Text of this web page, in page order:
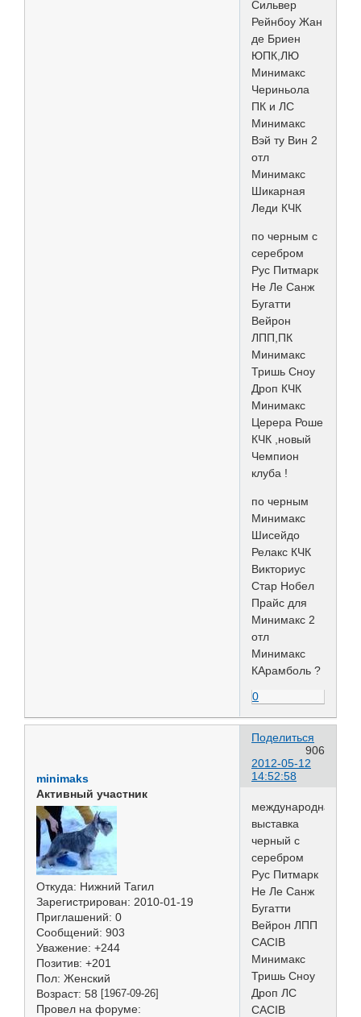
Сильвер
Рейнбоу Жан
де Бриен
ЮПК,ЛЮ
Минимакс
Чериньола
ПК и ЛС
Минимакс
Вэй ту Вин 2
отл
Минимакс
Шикарная
Леди КЧК
по черным с
серебром
Рус Питмарк
Не Ле Санж
Бугатти
Вейрон
ЛПП,ПК
Минимакс
Тришь Сноу
Дроп КЧК
Минимакс
Церера Роше
КЧК ,новый
Чемпион
клуба !
по черным
Минимакс
Шисейдо
Релакс КЧК
Викториус
Стар Нобел
Прайс для
Минимакс 2
отл
Минимакс
КАрамболь ?
0
Поделиться
906
2012-05-12
14:52:58
minimaks
Активный участник
Откуда: Нижний Тагил
Зарегистрирован: 2010-01-19
Приглашений: 0
Сообщений: 903
Уважение: +244
Позитив: +201
Пол: Женский
Возраст: 58 [1967-09-26]
Провел на форуме:
международная
выставка
черный с
серебром
Рус Питмарк
Не Ле Санж
Бугатти
Вейрон ЛПП
CACIB
Минимакс
Тришь Сноу
Дроп ЛС
CACIB